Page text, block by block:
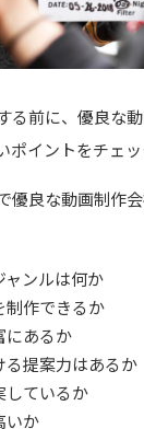
る前に、優良な
ポイントをチェッ
優良な動画制作
ャンルは何か
制作できるか
にあるか
る提案力はあるか
しているか
いか